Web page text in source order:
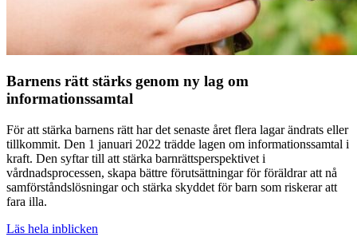
Barnens rätt stärks genom ny lag om
informationssamtal
För att stärka barnens rätt har det senaste året flera lagar ändrats eller
tillkommit. Den 1 januari 2022 trädde lagen om informationssamtal i
kraft. Den syftar till att stärka barnrättsperspektivet i
vårdnadsprocessen, skapa bättre förutsättningar för föräldrar att nå
samförståndslösningar och stärka skyddet för barn som riskerar att
fara illa.
Läs hela inblicken